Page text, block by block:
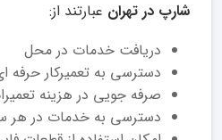
شارپ در تهران عبارتند از:
دریافت خدمات در محل
دسترسی به تعمیرکار حرفه
صرفه جویی در هزینه
دسترسی به خدمات در هر